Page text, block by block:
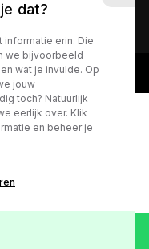
dat?
erin. Die
we bijvoorbeeld
wat je invulde. Op
jouw
toch? Natuurlijk
eerlijk over. Klik
en beheer je